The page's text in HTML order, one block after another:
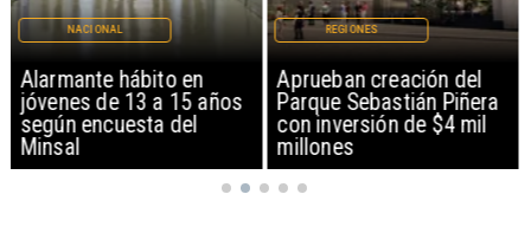
Alarmante hábito en
jóvenes de 13 a 15 años
según encuesta del
Minsal
NACIONAL
Aprueban creación del
Parque Sebastián Piñera
con inversión de $4 mil
millones
REGIONES